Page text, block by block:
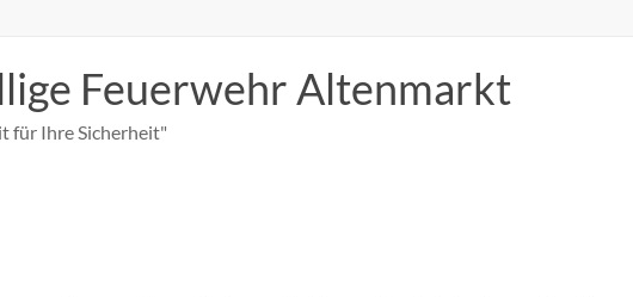
Feuerwehr Altenmarkt
für Ihre Sicherheit"